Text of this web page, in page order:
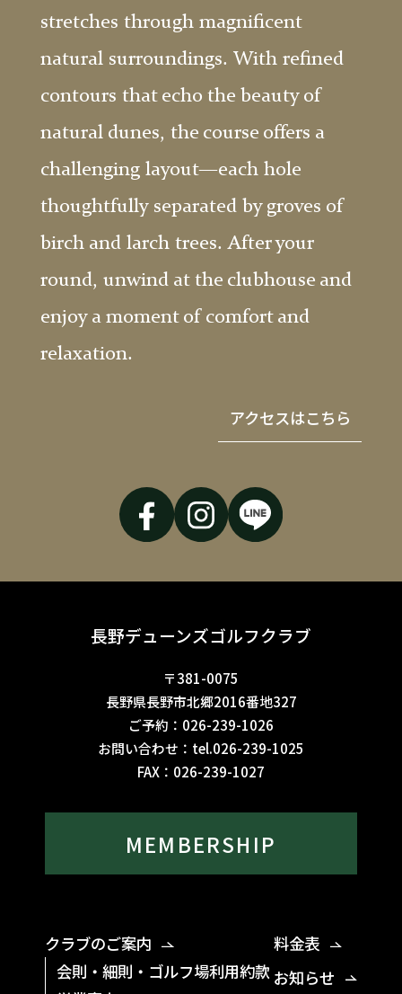
stretches through magnificent
natural surroundings. With refined
contours that echo the beauty of
natural dunes, the course offers a
challenging layout—each hole
thoughtfully separated by groves of
birch and larch trees. After your
round, unwind at the clubhouse and
enjoy a moment of comfort and
relaxation.
アクセスはこちら
長野デューンズゴルフクラブ
〒381-0075
長野県長野市北郷2016番地327
ご予約： 026-239-1026
お問い合わせ： tel.026-239-1025
FAX： 026-239-1027
クラブのご案内
会則・細則・ゴルフ場利用約款
料金表
お知らせ
MEMBERSHIP